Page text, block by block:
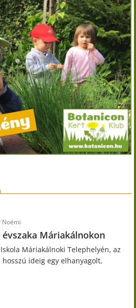
Noémi
Máriakálnokon
Máriakálnoki Telephelyén, az
ideig egy elhanyagolt,